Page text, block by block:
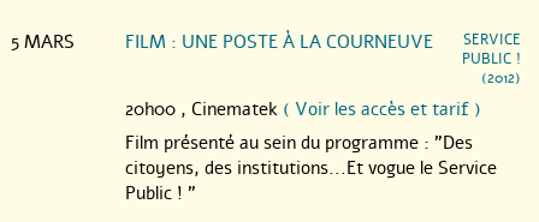
5 MARS FILM : UNE POSTE À LA COURNEUVE
SERVICE
PUBLIC !
(2012)
20h00 , Cinematek ( Voir les accès et tarif )
Film présenté au sein du programme : "Des
citoyens, des institutions...Et vogue le Service
Public ! "